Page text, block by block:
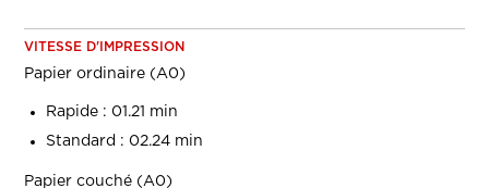
VITESSE D'IMPRESSION
Papier ordinaire (A0)
Rapide : 01.21 min
Standard : 02.24 min
Papier couché (A0)